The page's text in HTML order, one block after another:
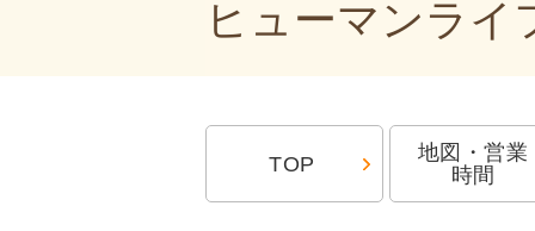
ヒューマンライ
TOP
地図・営業
時間